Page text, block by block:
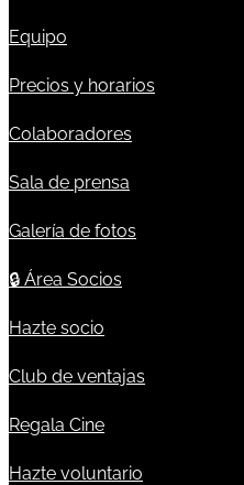
Equipo
Precios y horarios
Colaboradores
Sala de prensa
Galería de fotos
🔒 Área Socios
Hazte socio
Club de ventajas
Regala Cine
Hazte voluntario